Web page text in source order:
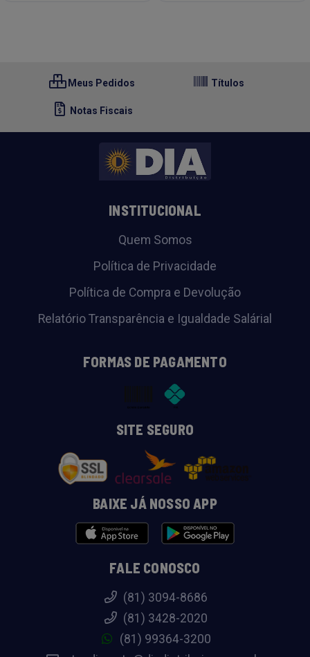
Meus Pedidos Títulos
Notas Fiscais
INSTITUCIONAL
Quem Somos
Política de Privacidade
Política de Compra e Devolução
Relatório Transparência e Igualdade Salárial
FORMAS DE PAGAMENTO
SITE SEGURO
BAIXE JÁ NOSSO APP
FALE CONOSCO
(81) 3094-8686
(81) 3428-2020
(81) 99364-3200